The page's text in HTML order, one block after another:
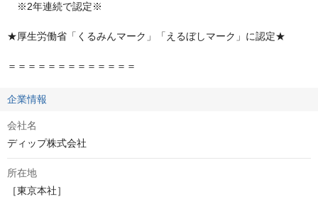
※2年連続で認定※
★厚生労働省「くるみんマーク」「えるぼしマーク」に認定★
＝＝＝＝＝＝＝＝＝＝＝＝＝
企業情報
会社名
ディップ株式会社
所在地
［東京本社］